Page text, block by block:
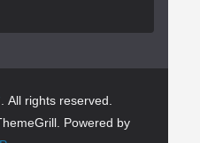
. All rights reserved.
Powered by